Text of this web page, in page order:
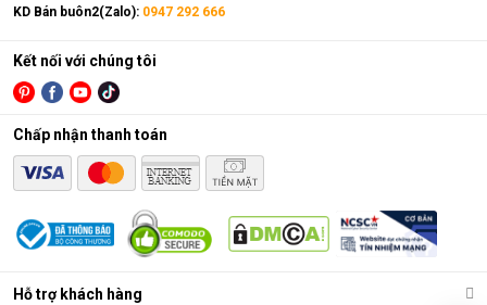
Điều hòa di động là gì?
Các chức năng chính của máy bao gồm: Làm lạnh, quạt gió,
KD Bán buôn2(Zalo): 0947 292 666
Hỗ trợ khách hàng
Kết nối với chúng tôi
Chấp nhận thanh toán